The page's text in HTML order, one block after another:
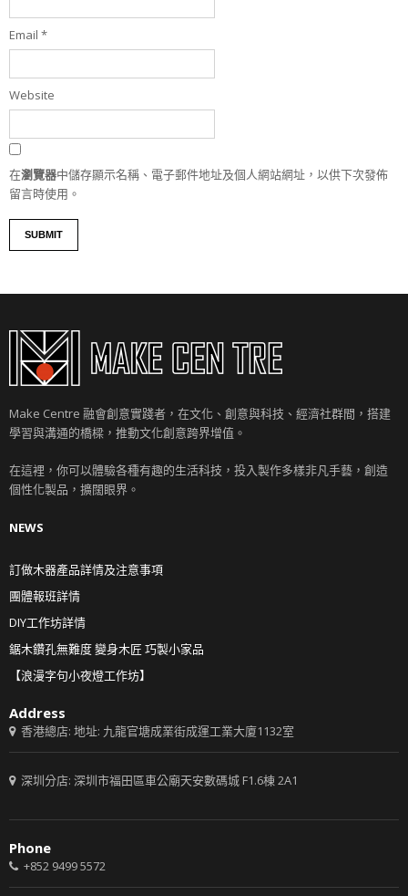
Email *
Website
在瀏覽器中儲存顯示名稱、電子郵件地址及個人網站網址，以供下次發佈
留言時使用。
Make Centre 融會創意實踐者，在文化、創意與科技、經濟社群間，搭建
學習與溝通的橋樑，推動文化創意跨界增值。
在這裡，你可以體驗各種有趣的生活科技，投入製作多樣非凡手藝，創造
個性化製品，擴闊眼界。
NEWS
訂做木器產品詳情及注意事項
團體報班詳情
DIY工作坊詳情
鋸木鑽孔無難度 變身木匠 巧製小家品
【浪漫字句小夜燈工作坊】
Address
香港總店: 地址: 九龍官塘成業街成運工業大廈1132室
深圳分店: 深圳市福田區車公廟天安數碼城 F1.6棟 2A1
Phone
+852 9499 5572